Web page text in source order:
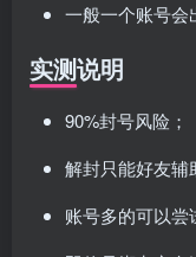
一般一个账号会
实测说明
90%封号风险；
解封只能好友辅
账号多的可以尝